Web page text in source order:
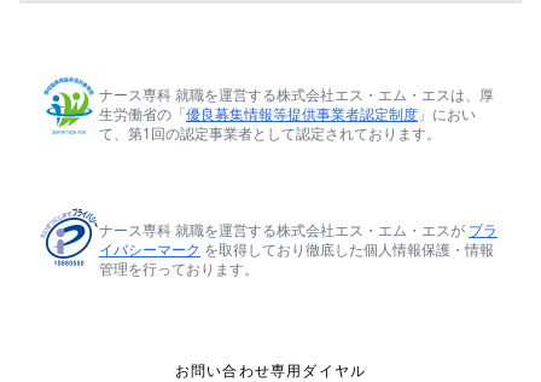
ナース専科 就職を運営する株式会社エス・エム・エスは、厚
生労働省の「優良募集情報等提供事業者認定制度 」におい
て、第1回の認定事業者として認定されております。
ナース専科 就職を運営する株式会社エス・エム・エスが プラ
イバシーマーク を取得しており徹底した個人情報保護・情報
管理を行っております。
お問い合わせ専用ダイヤル